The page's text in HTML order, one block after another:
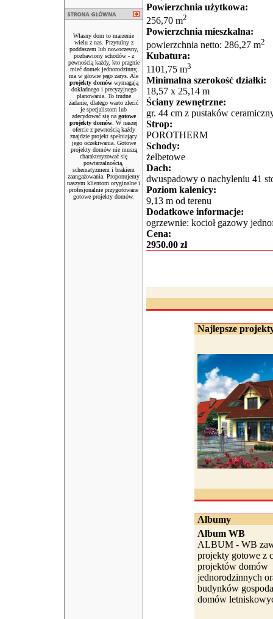
Własny dom to marzenie
wielu z nas. Przytulny z
poddaszem lub nowoczesny,
pozbawiony schodów - z
pewnością każdy, kto pragnie
mieć domek jednorodzinny,
ma w głowie jego zarys. Ale
projekty domówwymagają
dokładnego i precyzyjnego
planowania. To trudne
zadanie, dlatego warto zlecić
je specjalistom lub
zdecydować się na gotowe
projekty domów . W naszej
ofercie z pewnością każdy
znajdzie projekt spełniający
jego oczekiwania. Gotowe
projekty domów nie muszą
charakteryzować się
powtarzalnością,
schematyzmem i brakiem
zaangażowania. Proponujemy
naszym klientom oryginalne i
profesjonalnie przygotowane
gotowe projekty domów.
Powierzchnia użytkowa:
256,70 m2
Powierzchnia mieszkalna:
powierzchnia netto: 286,27 m2
Kubatura:
1101,75 m3
Minimalna szerokość działki:
18,57 x 25,14 m
Ściany zewnętrzne:
gr. 44 cm z pustaków
Strop:
POROTHERM
Schody:
żelbetowe
Dach:
dwuspadowy o nachyleniu 41
Poziom kalenicy:
9,13 m od terenu
Dodatkowe informacje:
ogrzewnie: kocioł gazowy
Cena:
2950.00 zł
Najlepsze
Albumy
Album WB
ALBUM - WB
projekty gotowe z
projektów domów
jednorodzinnych
budynków
domów